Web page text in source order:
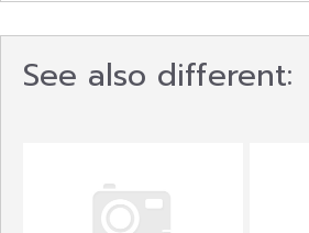
See also different: